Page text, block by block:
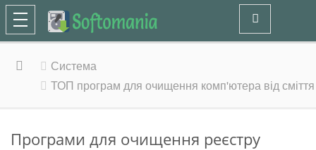
Система
ТОП програм для очищення комп'ютера від сміття
Програми для очищення реєстру